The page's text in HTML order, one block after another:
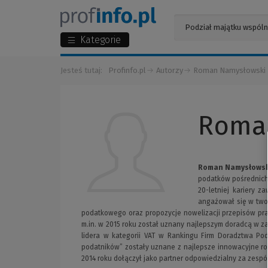
Kategorie
Jesteś tutaj: Profinfo.pl Autorzy Roman Namysłowski
Roman Namysłowski
podatków
20-letniej kariery
angażował się w
podatkowego oraz propozycje nowelizacji przepisów
m.in. w 2015 roku został uznany najlepszym doradcą w
lidera w kategorii VAT w Rankingu Firm Doradztwa
podatników” zostały uznane z najlepsze innowacyjne
2014 roku dołączył jako partner odpowiedzialny za